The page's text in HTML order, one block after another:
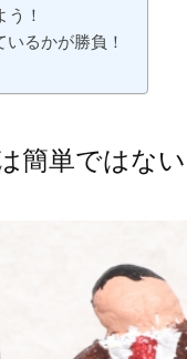
！
るかが勝負！
簡単ではない